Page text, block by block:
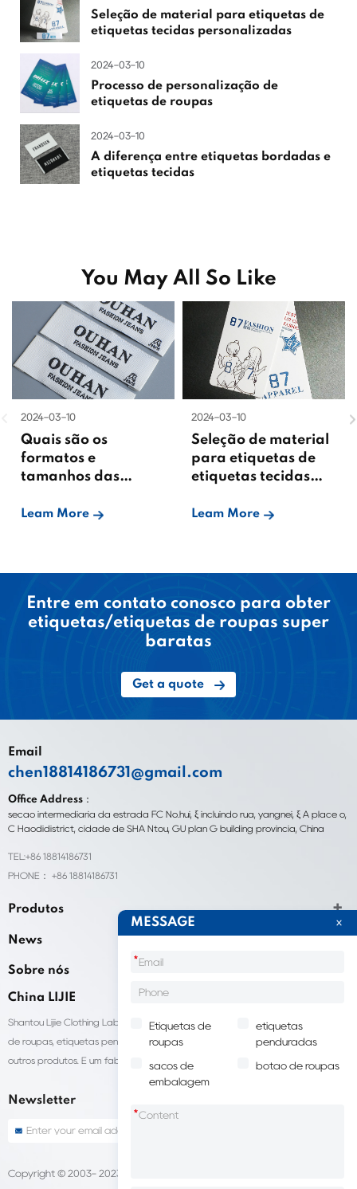
Seleção de material para etiquetas de
etiquetas tecidas personalizadas
2024-03-10
Processo de personalização de
etiquetas de roupas
2024-03-10
A diferença entre etiquetas bordadas e
etiquetas tecidas
You May All So Like
2024-03-10
Quais são os
formatos e
tamanhos das
Leam More
2024-03-10
Seleção de material
para etiquetas de
etiquetas tecidas
Leam More
Entre em contato conosco para obter
etiquetas/etiquetas de roupas super
baratas
Get a quote
Email
chen18814186731@gmail.com
Office Address：
seção intermediária da estrada FC No.hui, ξ incluindo rua, yangnei, ξ A place o,
C Haodidistrict, cidade de SHA Ntou, GU plan G building província, China
TEL:+86 18814186731
PHONE： +86 18814186731
Produtos
News
Sobre nós
China LIJIE
Shantou Lijie Clothing Labels fornece serviços personalizados para etiquetas
de roupas, etiquetas penduradas, sacolas para embalagens de roupas e
outros produtos. É um fabricante líder de acessórios de vestuário na China.
Newsletter
Copyright © 2003- 2023 China LIJIE Etiquetas de roupas
MESSAGE
*
Etiquetas de
roupas
etiquetas
penduradas
sacos de
embalagem
botão de roupas
*